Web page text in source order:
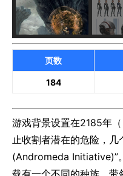
页数
184
游戏背景设置在2185年
止收割者潜在的危险，几
(Andromeda Initiative)”
载有一个不同的种族，带